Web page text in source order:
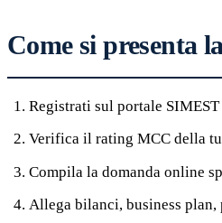
Come si presenta
Registrati sul portale
Verifica il rating MCC della
Compila la domanda online
Allega bilanci, business